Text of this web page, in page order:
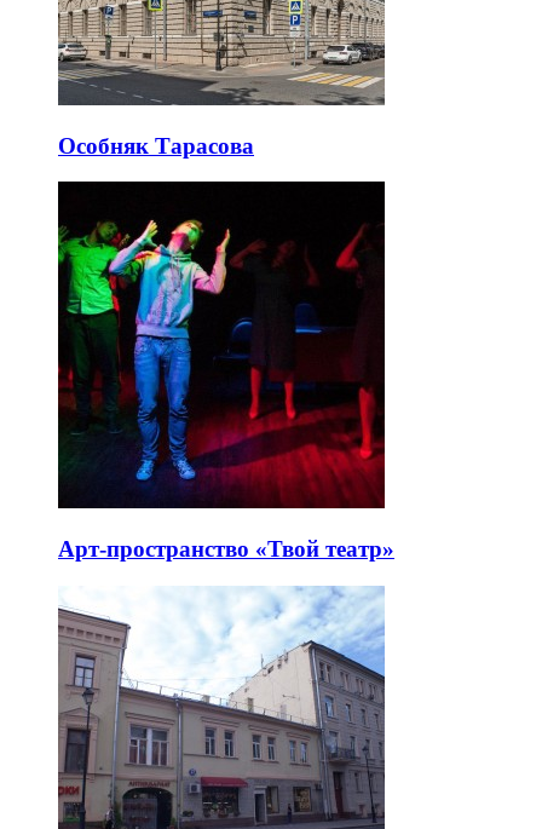
Особняк Тарасова
Арт-пространство «Твой театр»